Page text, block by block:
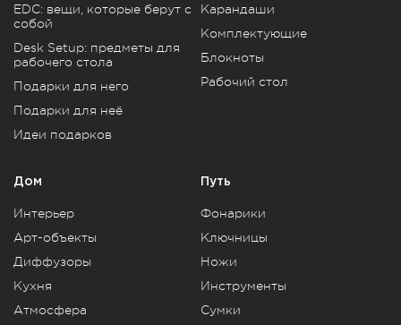
EDC: вещи, которые берут с
собой
Desk Setup: предметы для
рабочего стола
Подарки для него
Подарки для неё
Идеи подарков
Карандаши
Комплектующие
Блокноты
Рабочий стол
Дом
Интерьер
Арт-объекты
Диффузоры
Кухня
Атмосфера
Путь
Фонарики
Ключницы
Ножи
Инструменты
Сумки